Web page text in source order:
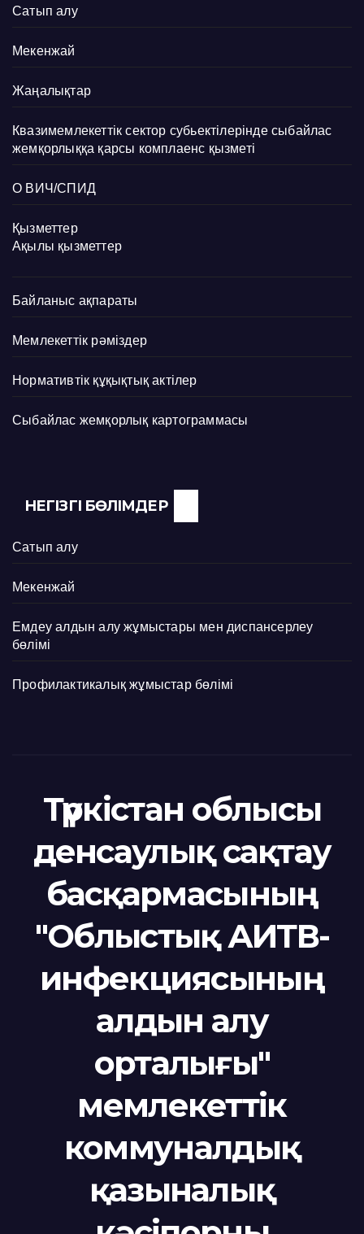
Сатып алу
Мекенжай
Жаңалықтар
Квазимемлекеттік сектор субьектілерінде сыбайлас
жемқорлыққа қарсы комплаенс қызметі
О ВИЧ/СПИД
Қызметтер
Ақылы қызметтер
Байланыс ақпараты
Мемлекеттік рәміздер
Нормативтік құқықтық актілер
Сыбайлас жемқорлық картограммасы
НЕГІЗГІ БӨЛІМДЕР
Сатып алу
Мекенжай
Емдеу алдын алу жұмыстары мен диспансерлеу
бөлімі
Профилактикалық жұмыстар бөлімі
Түркістан облысы
денсаулық сақтау
басқармасының
"Облыстық АИТВ-
инфекциясының
алдын алу
орталығы"
мемлекеттік
коммуналдық
қазыналық